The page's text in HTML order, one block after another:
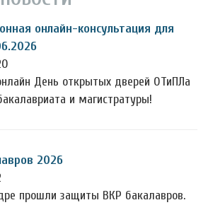
онлайн-консультация для
День открытых дверей ОТиПЛа
и магистратуры!
2026
прошли защиты ВКР бакалавров.